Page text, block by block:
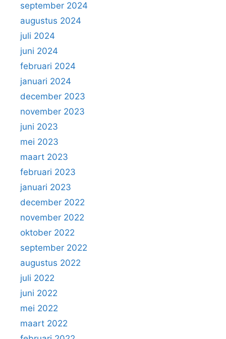
september 2024
augustus 2024
juli 2024
juni 2024
februari 2024
januari 2024
december 2023
november 2023
juni 2023
mei 2023
maart 2023
februari 2023
januari 2023
december 2022
november 2022
oktober 2022
september 2022
augustus 2022
juli 2022
juni 2022
mei 2022
maart 2022